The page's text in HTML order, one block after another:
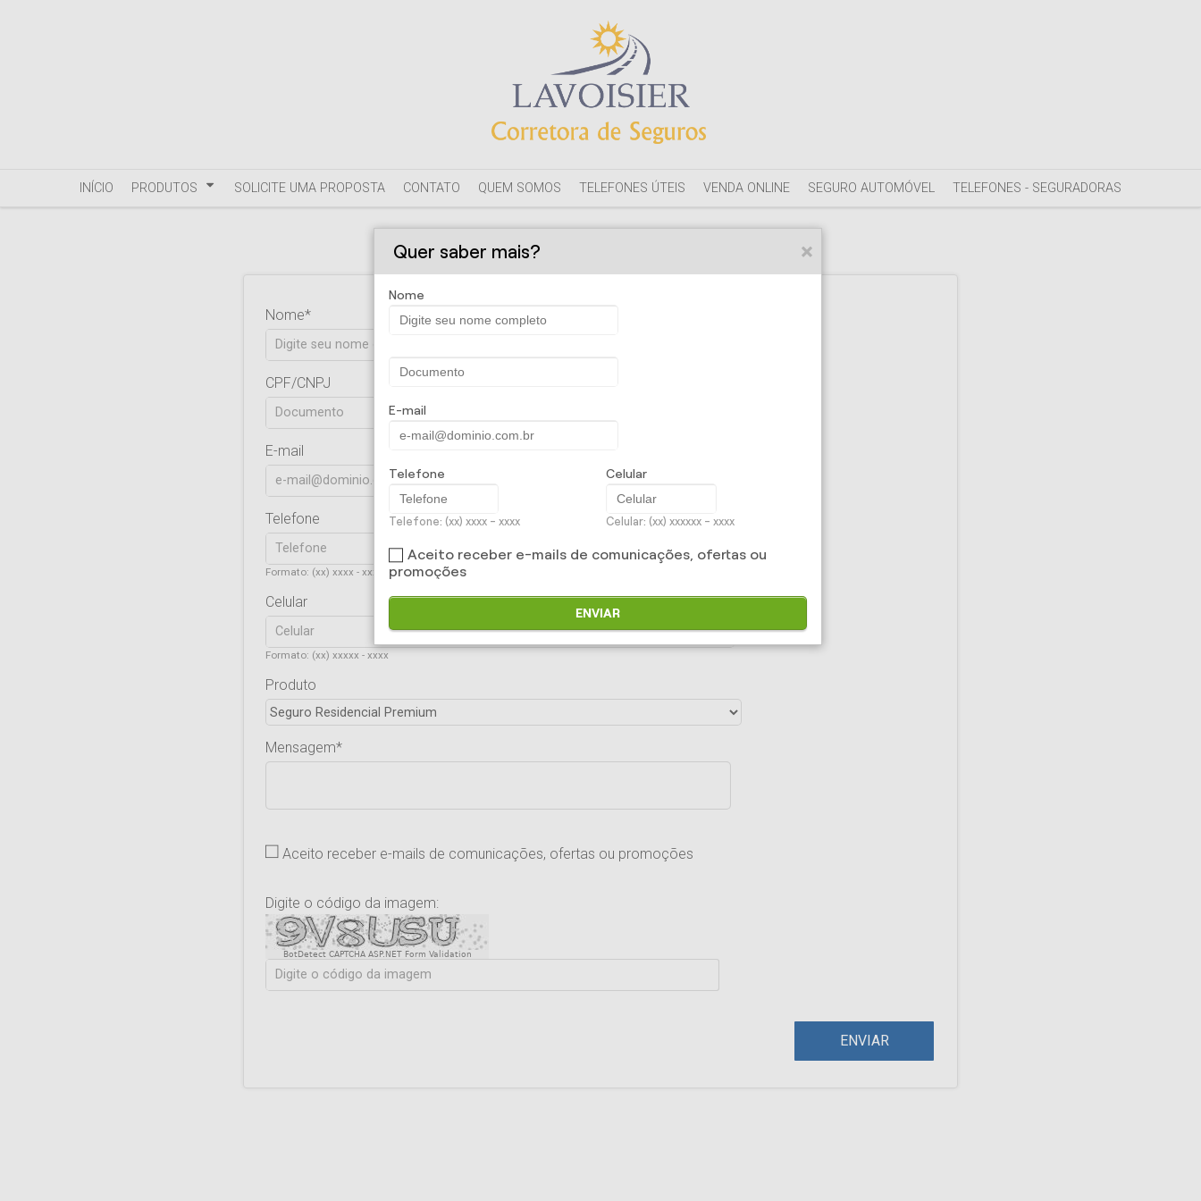
INÍCIO PRODUTOS SOLICITE UMA PROPOSTA CONTATO QUEM SOMOS TELEFONES ÚTEIS VENDA ONLINE SEGURO AUTOMÓVEL TELEFONES - SEGURADORAS
SOLICITE UMA PROPOSTA
Nome
CPF/CNPJ
E-mail
Telefone
Formato: (xx) xxxx - xxxx
Celular
Formato: (xx) xxxxx - xxxx
Produto
Mensagem
Aceito receber e-mails de comunicações, ofertas ou promoções
Digite o código da imagem:
BotDetect CAPTCHA ASP.NET Form Validation
ENVIAR
Quer saber mais?
Nome
E-mail
Telefone
Telefone: (xx) xxxx - xxxx
Celular
Celular: (xx) xxxxxx - xxxx
Aceito receber e-mails de comunicações, ofertas ou
promoções
ENVIAR